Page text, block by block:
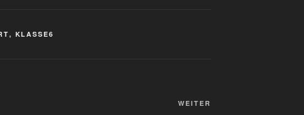
, KLASSE6
WEITER